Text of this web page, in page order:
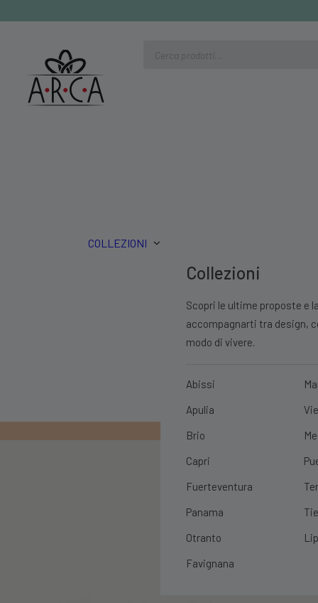
COLLEZIONI
Collezioni
Scopri le ultime proposte e
accompagnarti tra design,
modo di vivere.
Abissi
Apulia
Brio
Capri
Fuerteventura
Panama
Otranto
Favignana
PRIMO